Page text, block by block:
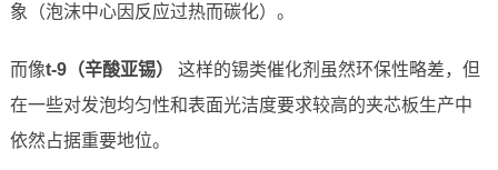
象（泡沫中心因反应过热而碳化）。
而像t-9（辛酸亚锡）
这样的锡类催化剂虽然环保性略差，但
在一些对发泡均匀性和表面光洁度要求较高的夹芯板生产中
依然占据重要地位。